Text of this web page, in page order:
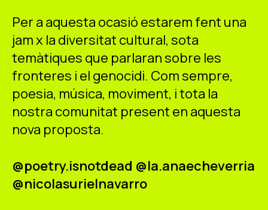
Per a aquesta ocasió estarem fent una
jam x la diversitat cultural, sota
temàtiques que parlaran sobre les
fronteres i el genocidi. Com sempre,
poesia, música, moviment, i tota la
nostra comunitat present en aquesta
nova proposta.
@poetry.isnotdead @la.anaecheverria
@nicolasurielnavarro